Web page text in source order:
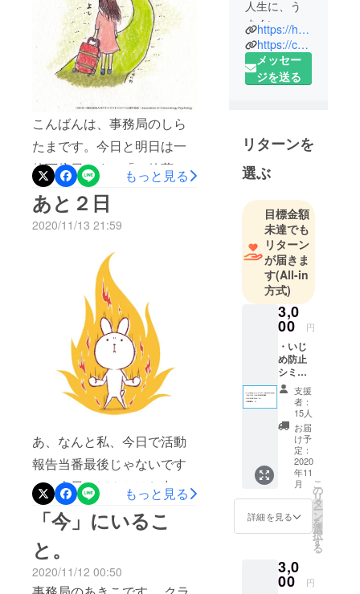
活動報告で事務局 しらたま
さんが、漫画スラムダンク
安西先生の名言「諦めたら
そこで試合終了だよ」を
シェアしていましたが、本
当にそうですね。残りの時
間を「まだ～ある」と捉え
るのか、「もう～しかな
い」と捉えるのか。諦めた
らそこで終わり。最後まで
す！・。*・。*・。*・。
*・。*・。*・。*・。*『ク
ラウドファンディング 最後
の気づき』この「諦めな
い」ということ。提供する
キャラクトロジー講座や
セッションの中で、私もよ
くお伝えする言葉です。と
いうのも、何だかんだ言い
ながら、私も諦めずにここ
まできた、という体験があ
るからです。今回のプロ
ジェクトを立ち上げた、HIT
キャラクトロジー心理学協
会理事長 山本美穂子との出
こんばんは、事務局のしら
たまです。今日と明日は一
粒万倍日です！「一粒蒔い
た籾（もみ）が万倍にも
なって実る」 といわれる吉
日で！！しかも明日はさそ
り座の新月で！！！蠍座は
自らの使命を果たすため
の、大きな力を与えられて
るのだとか！！！！そし
て…いよいよこのクラウド
ファンディングが終わりを
迎える日でもあります。こ
こ最近の私の生活サイクル
にしっかりと根付いていた
からか…明日で終わってし
まうんだなぁとすごくすご
く不思議な感覚のなかにい
ます。クラウドファンディ
ングは終わるけれどこの
「STOPいじめプロジェク
もっと見る
あと２日
2020/11/13 21:59
あ、なんと私、今日で活動
報告当番最後じゃないです
か。今日はほんとはお出か
けの予定があったのに、体
調があまりよろしくなく
（この1週間忙しすぎて）
キャンセルして家に引きこ
もっと見る
「今」にいるこ
と。
2020/11/12 00:50
人生に、う
まくいって
いないこと
はありませ
んか？
人生ってこ
んなに苦し
いんだろ
う」
私がそう感
じたのは、
９歳のとき
でした。
どうしたら
人生がうま
くいくの
か、どうし
たらもっと
楽に生きら
れるのか
それが知り
たくて、私
は
通っていた
小学校の図
書館の本を
した。
それだけで
https://heartintouch.net/
https://characterogy.com/
メッセー
ジを送る
リターンを
選ぶ
目標金額
未達でも
リターン
が届きま
す(All-in
方式)
3,0
00 円
・いじ
め防止
シミュ
レー
ター
「Heart
in
Touch
」のエ
ンド
ロール
にお名
前を掲
載 （ご
支援時
には備
ご希望
のお名
前をご
支援
者：
15人
お届
け予
定：
2020
年11
月
詳細を見る
こ
の
リ
タ
ー
ン
を
選
択
す
る
3,0
00 円